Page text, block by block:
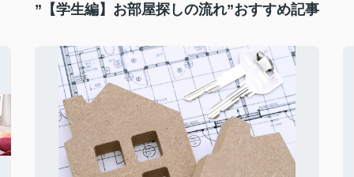
”【学生編】お部屋探しの流れ”おすすめ記事